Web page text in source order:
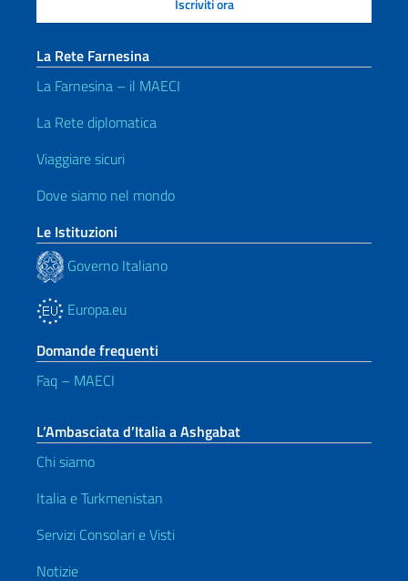
La Rete Farnesina
La Farnesina – il MAECI
La Rete diplomatica
Viaggiare sicuri
Dove siamo nel mondo
Le Istituzioni
Governo Italiano
Europa.eu
Domande frequenti
Faq – MAECI
L’Ambasciata d’Italia a Ashgabat
Chi siamo
Italia e Turkmenistan
Servizi Consolari e Visti
Notizie